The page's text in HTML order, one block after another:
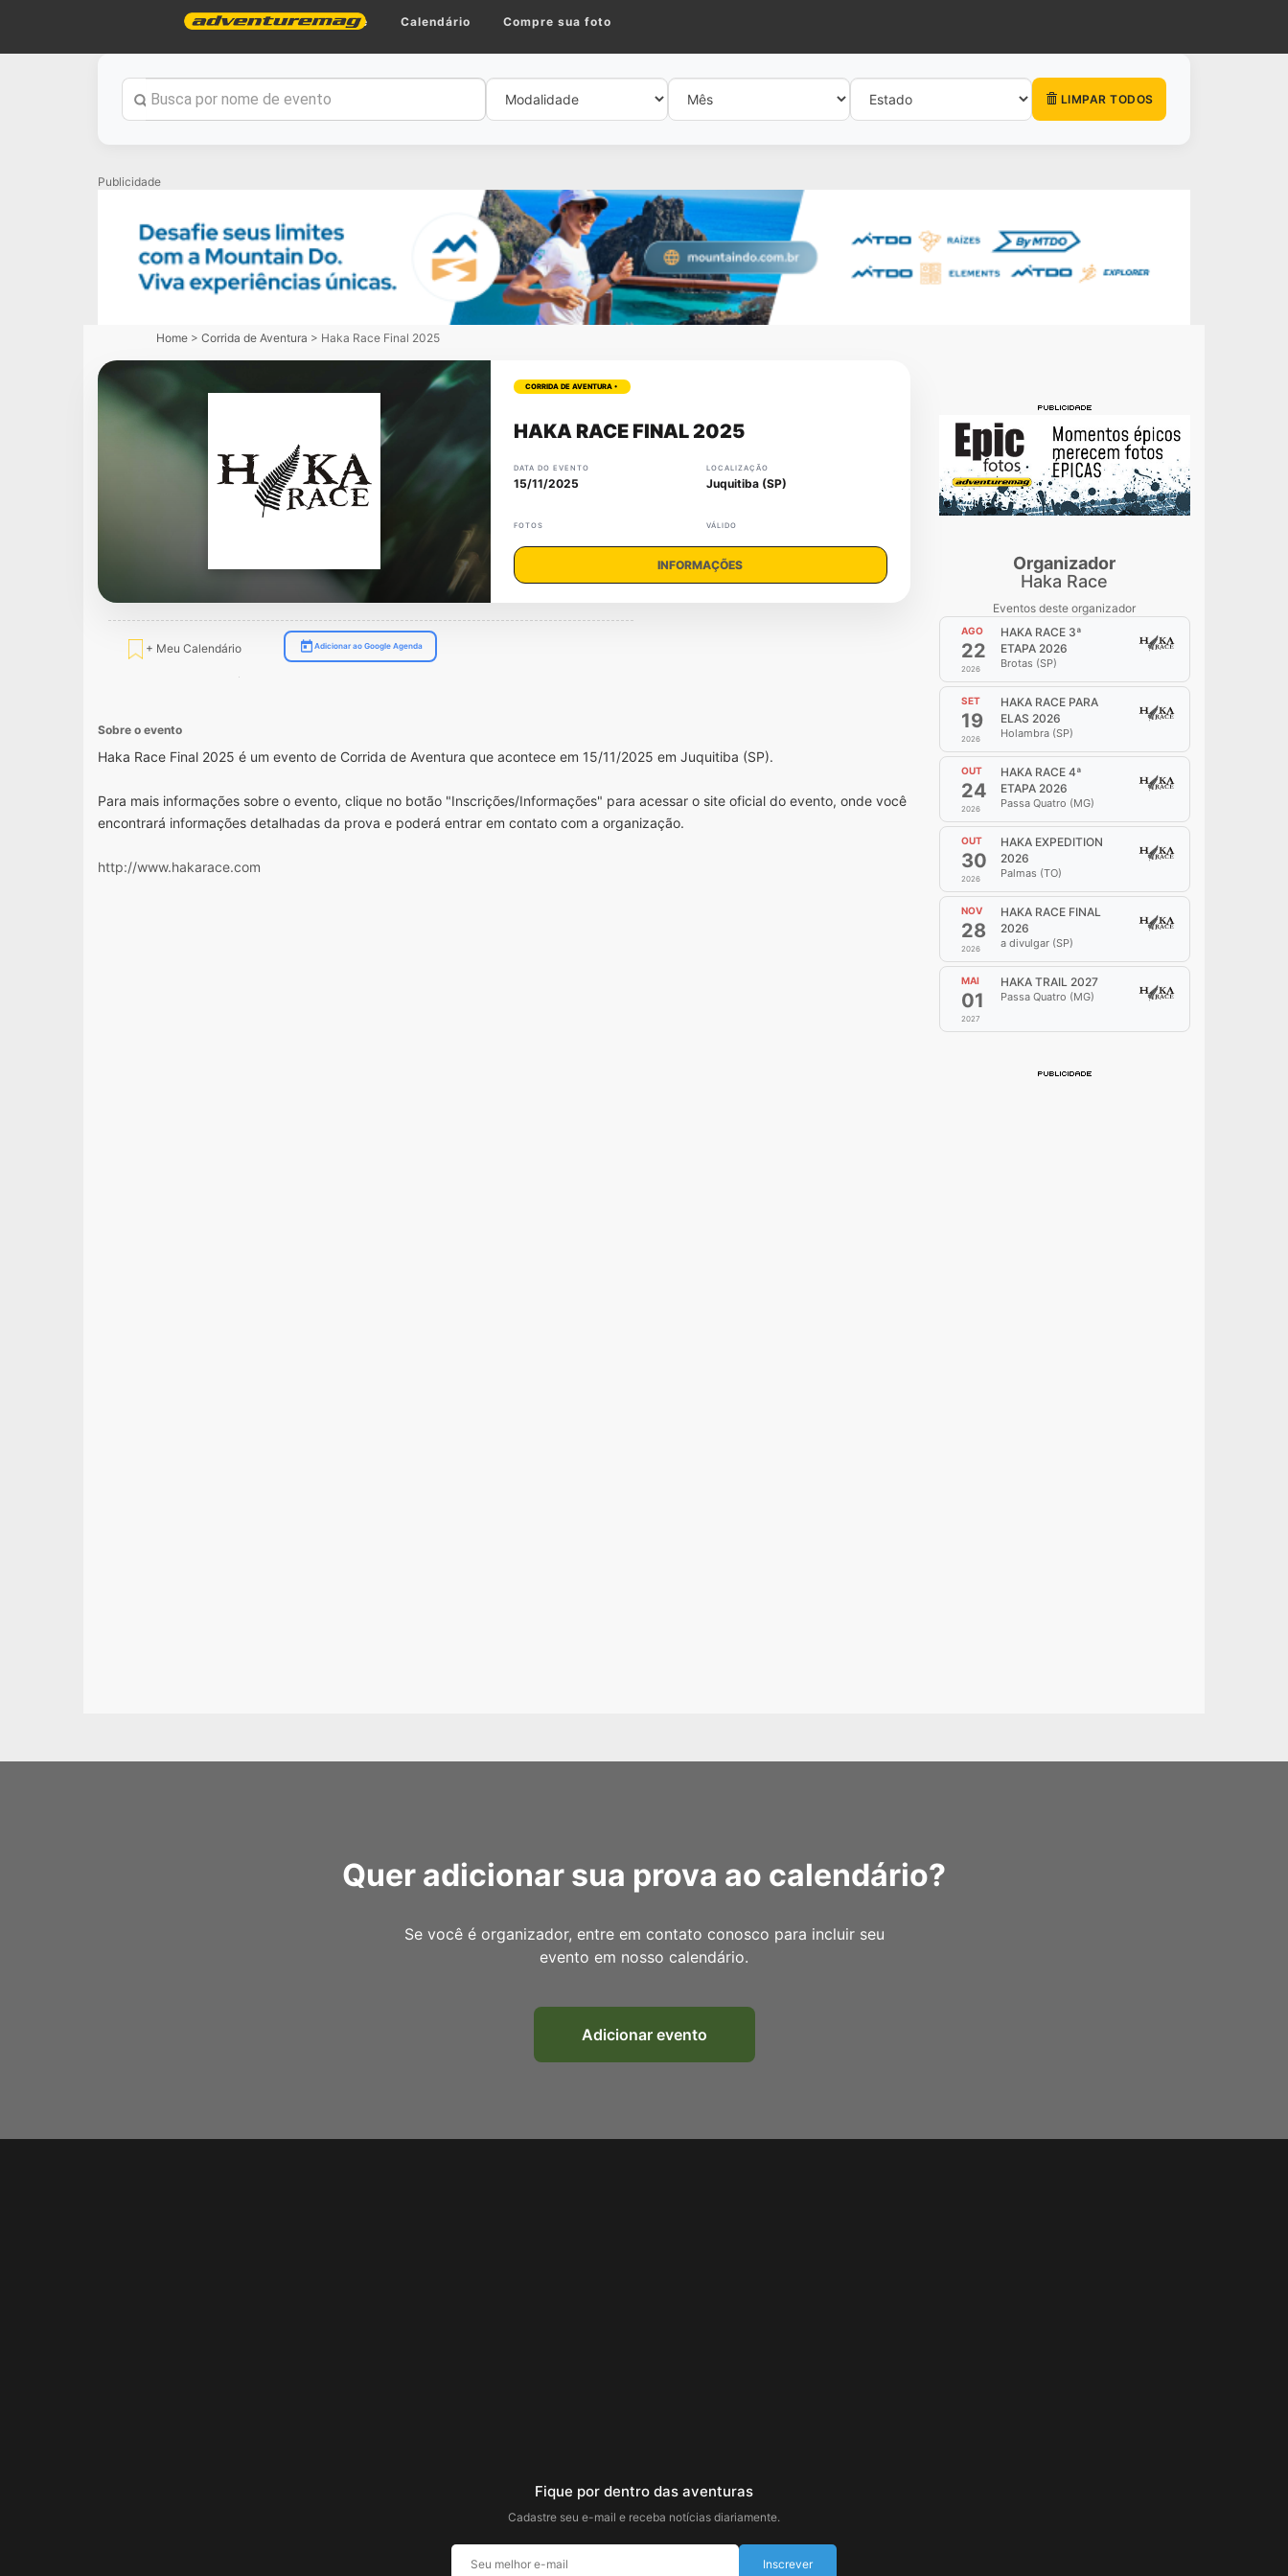
Home Calendário Compre sua foto
LIMPAR TODOS
Publicidade
Home > Corrida de Aventura > Haka Race Final 2025
CORRIDA DE AVENTURA •
HAKA RACE FINAL 2025
DATA DO EVENTO
15/11/2025
LOCALIZAÇÃO
Juquitiba (SP)
FOTOS VÁLIDO
INFORMAÇÕES
+ Meu Calendário Adicionar ao Google Agenda
Sobre o evento
Haka Race Final 2025 é um evento de Corrida de Aventura que acontece em 15/11/2025 em Juquitiba (SP).
Para mais informações sobre o evento, clique no botão "Inscrições/Informações" para acessar o site oficial do evento, onde você
encontrará informações detalhadas da prova e poderá entrar em contato com a organização.
http://www.hakarace.com
Organizador
Haka Race
Eventos deste organizador
AGO
22
2026
HAKA RACE 3ª
ETAPA 2026
Brotas (SP)
SET
19
2026
HAKA RACE PARA
ELAS 2026
Holambra (SP)
OUT
24
2026
HAKA RACE 4ª
ETAPA 2026
Passa Quatro (MG)
OUT
30
2026
HAKA EXPEDITION
2026
Palmas (TO)
NOV
28
2026
HAKA RACE FINAL
2026
a divulgar (SP)
MAI
01
2027
HAKA TRAIL 2027
Passa Quatro (MG)
Quer adicionar sua prova ao calendário?
Se você é organizador, entre em contato conosco para incluir seu
evento em nosso calendário.
Adicionar evento
Fique por dentro das aventuras
Cadastre seu e-mail e receba notícias diariamente.
Inscrever